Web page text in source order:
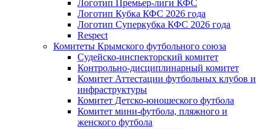
Логотип Премьер-лиги КФС
Логотип Кубка КФС 2026 года
Логотип Суперкубка КФС 2026 года
Respect
Комитеты Крымского футбольного союза
Судейско-инспекторский комитет
Контрольно-дисциплинарный комитет
Комитет Аттестации футбольных клубов и
инфраструктуры
Комитет Детско-юношеского футбола
Комитет мини-футбола, пляжного и
женского футбола